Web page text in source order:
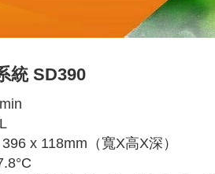
統 SD390
x 118mm（寬X高X深）